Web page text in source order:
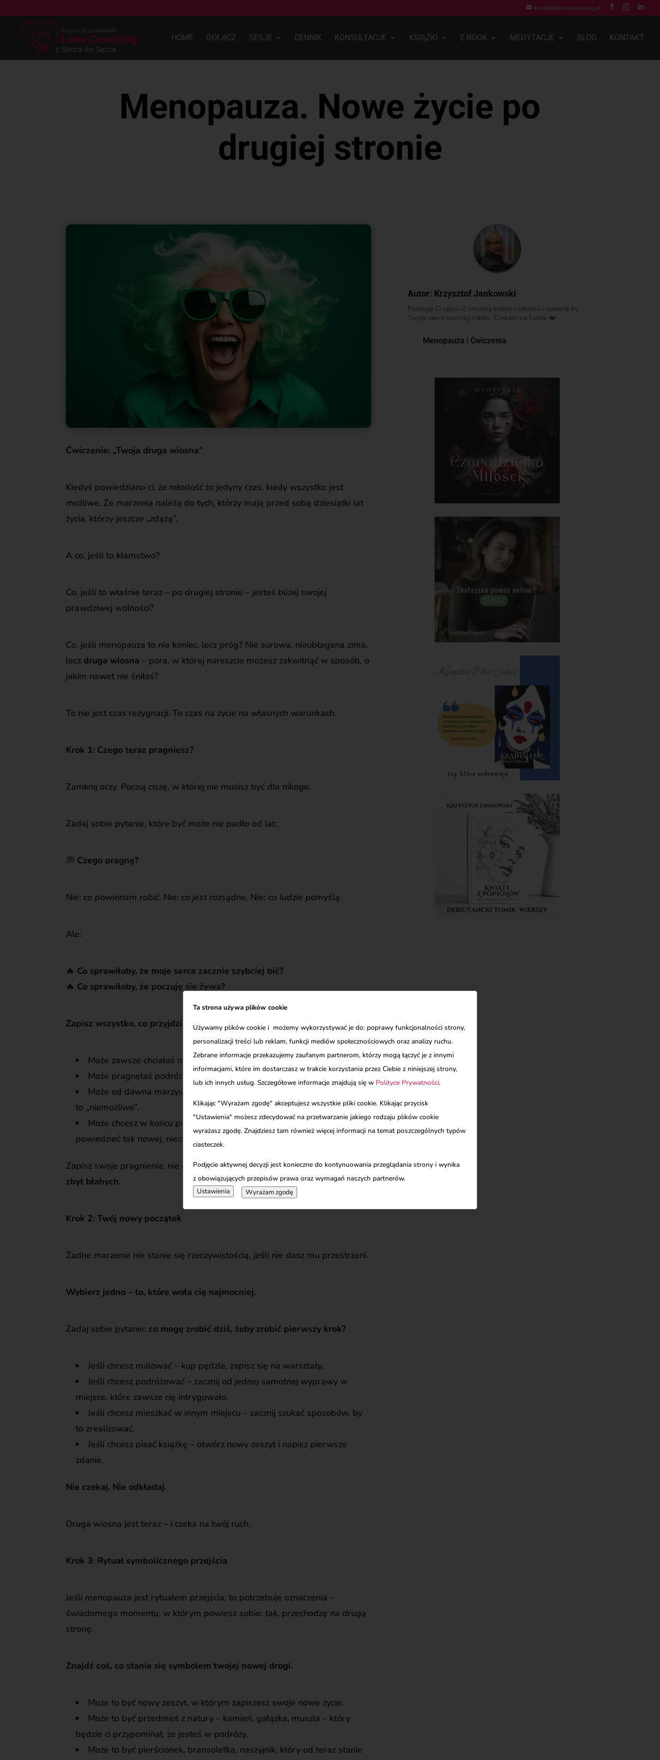
kontakt@lovecoaching.pl
HOME DOŁĄCZ SESJE CENNIK KONSULTACJE KSIĄŻKI E-BOOK MEDYTACJE BLOG KONTAKT
Menopauza. Nowe życie po
drugiej stronie
Ćwiczenie: „Twoja druga wiosna”
Kiedyś powiedziano ci, że młodość to jedyny czas, kiedy wszystko jest
możliwe. Że marzenia należą do tych, którzy mają przed sobą dziesiątki lat
życia, którzy jeszcze „zdążą”.
A co, jeśli to kłamstwo?
Co, jeśli to właśnie teraz – po drugiej stronie – jesteś bliżej swojej
prawdziwej wolności?
Co, jeśli menopauza to nie koniec, lecz próg? Nie surowa, nieubłagana zima,
lecz druga wiosna – pora, w której nareszcie możesz zakwitnąć w sposób, o
jakim nawet nie śniłaś?
To nie jest czas rezygnacji. To czas na życie na własnych warunkach.
Krok 1: Czego teraz pragniesz?
Zamknij oczy. Poczuj ciszę, w której nie musisz być dla nikogo.
Zadaj sobie pytanie, które być może nie padło od lat:
💭 Czego pragnę?
Nie: co powinnam robić. Nie: co jest rozsądne. Nie: co ludzie pomyślą.
Ale:
🔥 Co sprawiłoby, że moje serce zacznie szybciej bić?
🔥 Co sprawiłoby, że poczuję się żywa?
Zapisz wszystko, co przyjdzie ci do głowy.
Może zawsze chciałaś malować, ale nie miałaś na to czasu.
Może pragnęłaś podróżować samotnie, ale lęk cię powstrzymywał.
Może od dawna marzysz o domu wśród lasów, ale mówiłaś sobie, że
to „niemożliwe”.
Może chcesz w końcu powiedziećnie życiu, które już cię nie karmi – i
powiedzieć tak nowej, nieznanej ścieżce.
Zapisz swoje pragnienia, nie oceniając ich.Nie ma rzeczy zbyt wielkich ani
zbyt błahych.
Krok 2: Twój nowy początek
Żadne marzenie nie stanie się rzeczywistością, jeśli nie dasz mu przestrzeni.
Wybierz jedno – to, które woła cię najmocniej.
Zadaj sobie pytanie: co mogę zrobić dziś, żeby zrobić pierwszy krok?
Jeśli chcesz malować – kup pędzle, zapisz się na warsztaty.
Jeśli chcesz podróżować – zacznij od jednej samotnej wyprawy w
miejsce, które zawsze cię intrygowało.
Jeśli chcesz mieszkać w innym miejscu – zacznij szukać sposobów, by
to zrealizować.
Jeśli chcesz pisać książkę – otwórz nowy zeszyt i napisz pierwsze
zdanie.
Nie czekaj. Nie odkładaj.
Druga wiosna jest teraz – i czeka na twój ruch.
Krok 3: Rytuał symbolicznego przejścia
Jeśli menopauza jest rytuałem przejścia, to potrzebuje oznaczenia –
świadomego momentu, w którym powiesz sobie: tak, przechodzę na drugą
stronę.
Znajdź coś, co stanie się symbolem twojej nowej drogi.
Może to być nowy zeszyt, w którym zapiszesz swoje nowe życie.
Może to być przedmiot z natury – kamień, gałązka, muszla – który
będzie ci przypominał, że jesteś w podróży.
Może to być pierścionek, bransoletka, naszyjnik, który od teraz stanie
Autor: Krzysztof Jankowski
Pomogę Ci opuścić smutną krainę czekania i sprawię by
Twoje serce mocniej zabiło. Czekam na Ciebie ❤️
Menopauza | Ćwiczenia
Ta strona używa plików cookie
Używamy plików cookie i możemy wykorzystywać je do: poprawy funkcjonalności strony,
personalizacji treści lub reklam, funkcji mediów społecznościowych oraz analizy ruchu.
Zebrane informacje przekazujemy zaufanym partnerom, którzy mogą łączyć je z innymi
informacjami, które im dostarczasz w trakcie korzystania przez Ciebie z niniejszej strony,
lub ich innych usług. Szczegółowe informacje znajdują się w Polityce Prywatności.
Klikając "Wyrażam zgodę" akceptujesz wszystkie pliki cookie. Klikając przycisk
"Ustawienia" możesz zdecydować na przetwarzanie jakiego rodzaju plików cookie
wyrażasz zgodę. Znajdziesz tam również więcej informacji na temat poszczególnych typów
ciasteczek.
Podjęcie aktywnej decyzji jest konieczne do kontynuowania przeglądania strony i wynika
z obowiązujących przepisów prawa oraz wymagań naszych partnerów.
Ustawienia Wyrażam zgodę